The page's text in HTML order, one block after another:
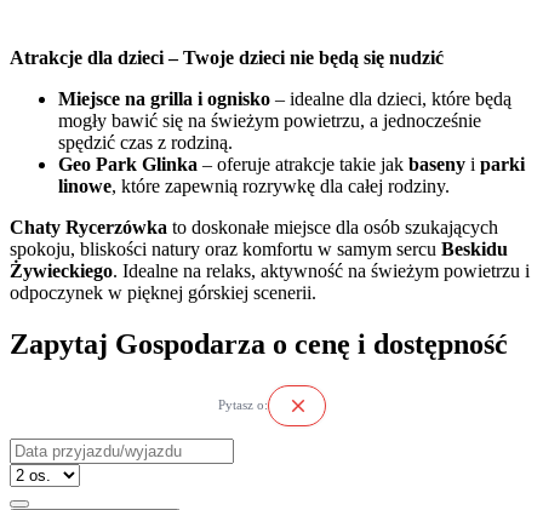
Atrakcje dla dzieci – Twoje dzieci nie będą się nudzić
Miejsce na grilla i ognisko – idealne dla dzieci, które będą
mogły bawić się na świeżym powietrzu, a jednocześnie
spędzić czas z rodziną.
Geo Park Glinka – oferuje atrakcje takie jak baseny i parki
linowe, które zapewnią rozrywkę dla całej rodziny.
Chaty Rycerzówka to doskonałe miejsce dla osób szukających
spokoju, bliskości natury oraz komfortu w samym sercu Beskidu
Żywieckiego. Idealne na relaks, aktywność na świeżym powietrzu i
odpoczynek w pięknej górskiej scenerii.
Zapytaj Gospodarza o cenę i dostępność
Pytasz o: close